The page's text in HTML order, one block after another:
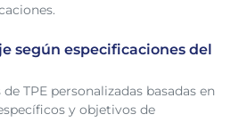
según especificaciones del
TPE personalizadas basadas en
y objetivos de